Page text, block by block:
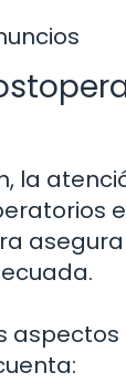
la
aspectos